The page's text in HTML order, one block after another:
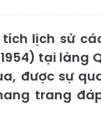
lịch sử
tại làng
được sự
trang